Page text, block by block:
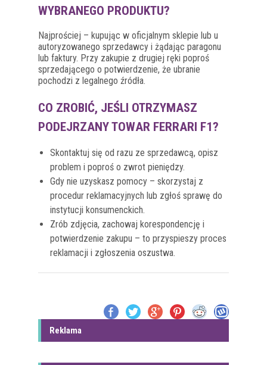
WYBRANEGO PRODUKTU?
Najprościej – kupując w oficjalnym sklepie lub u
autoryzowanego sprzedawcy i żądając paragonu
lub faktury. Przy zakupie z drugiej ręki poproś
sprzedającego o potwierdzenie, że ubranie
pochodzi z legalnego źródła.
CO ZROBIĆ, JEŚLI OTRZYMASZ
PODEJRZANY TOWAR FERRARI F1?
Skontaktuj się od razu ze sprzedawcą, opisz
problem i poproś o zwrot pieniędzy.
Gdy nie uzyskasz pomocy – skorzystaj z
procedur reklamacyjnych lub zgłoś sprawę do
instytucji konsumenckich.
Zrób zdjęcia, zachowaj korespondencję i
potwierdzenie zakupu – to przyspieszy proces
reklamacji i zgłoszenia oszustwa.
Reklama